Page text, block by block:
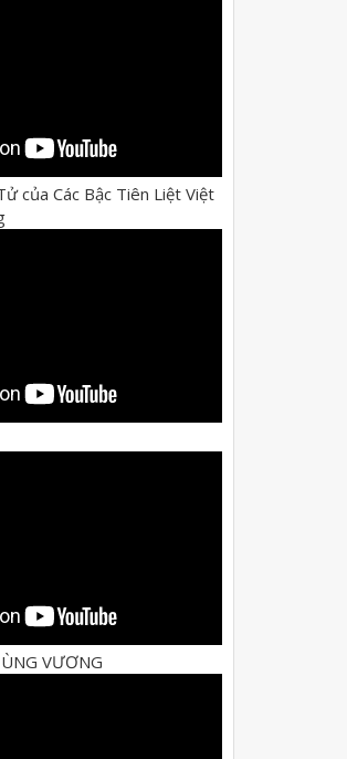
của Các Bậc Tiên Liệt Việt
VƯƠNG